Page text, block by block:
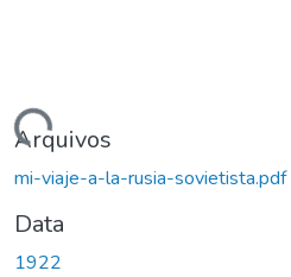
Arquivos
mi-viaje-a-la-rusia-sovietista.pdf
Data
1922